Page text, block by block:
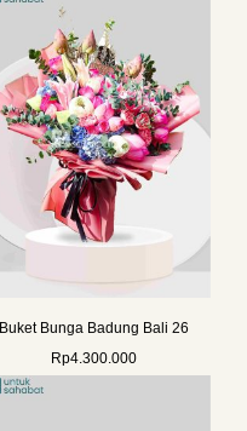
Buket Bunga Badung Bali 26
Rp4.300.000